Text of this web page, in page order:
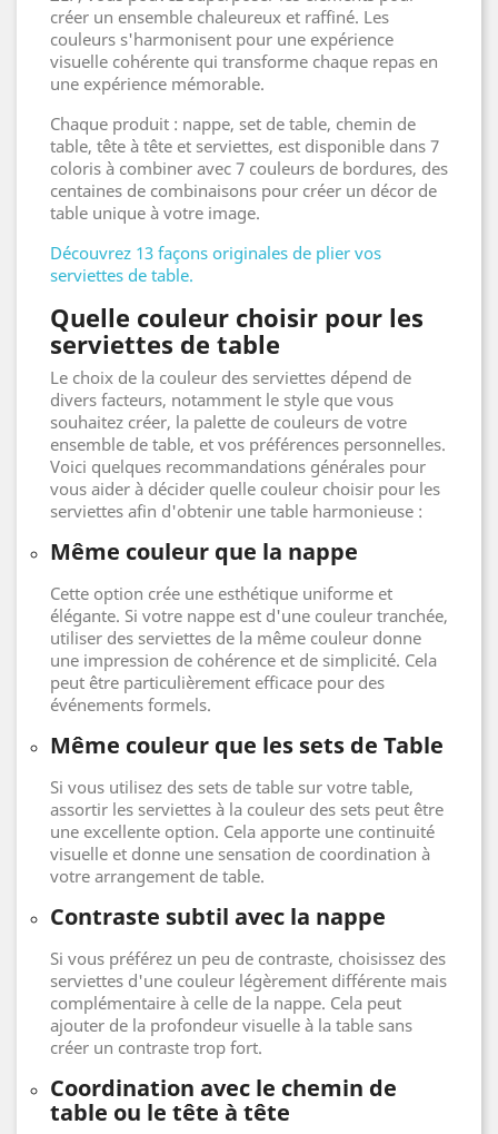
créer un ensemble chaleureux et raffiné. Les
couleurs s'harmonisent pour une expérience
visuelle cohérente qui transforme chaque repas en
une expérience mémorable.
Chaque produit : nappe, set de table, chemin de
table, tête à tête et serviettes, est disponible dans 7
coloris à combiner avec 7 couleurs de bordures, des
centaines de combinaisons pour créer un décor de
table unique à votre image.
Découvrez 13 façons originales de plier vos
serviettes de table.
Quelle couleur choisir pour les
serviettes de table
Le choix de la couleur des serviettes dépend de
divers facteurs, notamment le style que vous
souhaitez créer, la palette de couleurs de votre
ensemble de table, et vos préférences personnelles.
Voici quelques recommandations générales pour
vous aider à décider quelle couleur choisir pour les
serviettes afin d'obtenir une table harmonieuse :
Même couleur que la nappe
Cette option crée une esthétique uniforme et
élégante. Si votre nappe est d'une couleur tranchée,
utiliser des serviettes de la même couleur donne
une impression de cohérence et de simplicité. Cela
peut être particulièrement efficace pour des
événements formels.
Même couleur que les sets de Table
Si vous utilisez des sets de table sur votre table,
assortir les serviettes à la couleur des sets peut être
une excellente option. Cela apporte une continuité
visuelle et donne une sensation de coordination à
votre arrangement de table.
Contraste subtil avec la nappe
Si vous préférez un peu de contraste, choisissez des
serviettes d'une couleur légèrement différente mais
complémentaire à celle de la nappe. Cela peut
ajouter de la profondeur visuelle à la table sans
créer un contraste trop fort.
Coordination avec le chemin de
table ou le tête à tête